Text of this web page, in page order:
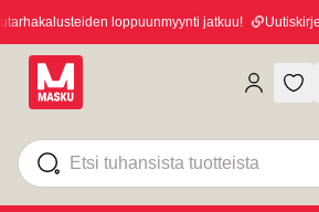
loppuunmyynti jatkuu!